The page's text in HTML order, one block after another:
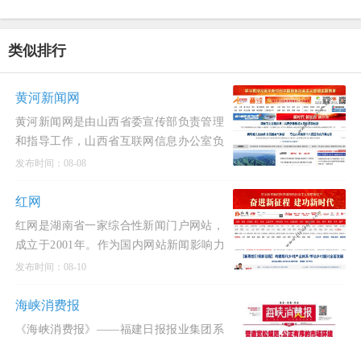
类似排行
黄河新闻网
黄河新闻网是由山西省委宣传部负责管理
和指导工作，山西省互联网信息办公室负
责提供支持和协调相关事宜。
发布时间：08-08
红网
红网是湖南省一家综合性新闻门户网站，
成立于2001年。作为国内网站新闻影响力
十强之一，红网是中国地方新闻网站中的
发布时间：08-10
海峡消费报
《海峡消费报》——福建日报报业集团系